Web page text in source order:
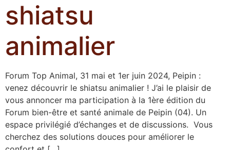
shiatsu
animalier
Forum Top Animal, 31 mai et 1er juin 2024, Peipin :
venez découvrir le shiatsu animalier ! J’ai le plaisir de
vous annoncer ma participation à la 1ère édition du
Forum bien-être et santé animale de Peipin (04). Un
espace privilégié d’échanges et de discussions. Vous
cherchez des solutions douces pour améliorer le